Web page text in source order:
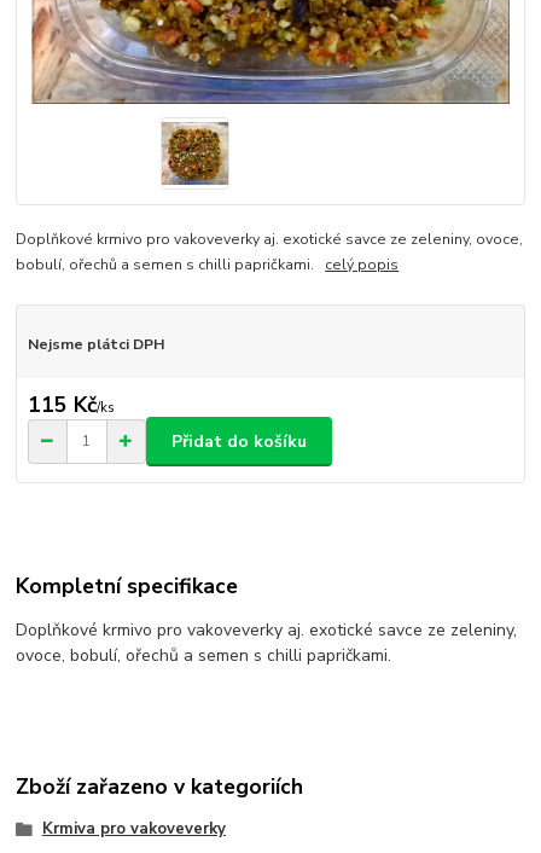
Doplňkové krmivo pro vakoveverky aj. exotické savce ze zeleniny, ovoce,
bobulí, ořechů a semen s chilli papričkami. celý popis
Nejsme plátci DPH
115 Kč/ks
Přidat do košíku
Kompletní specifikace
Doplňkové krmivo pro vakoveverky aj. exotické savce ze zeleniny,
ovoce, bobulí, ořechů a semen s chilli papričkami.
Zboží zařazeno v kategoriích
Krmiva pro vakoveverky